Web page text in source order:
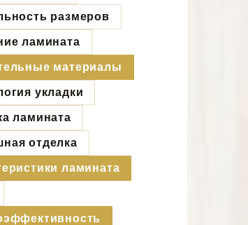
размеров
ламината
материалы
укладки
ламината
отделка
ламината